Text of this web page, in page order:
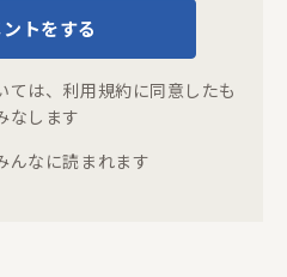
トをする
は、 利用規約に同意したも
なします
んなに読まれます